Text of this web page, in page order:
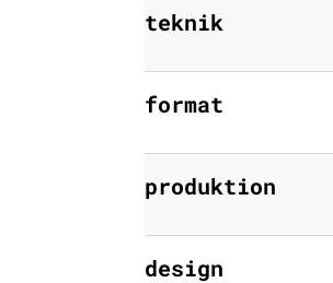
teknik
format
produktion
design